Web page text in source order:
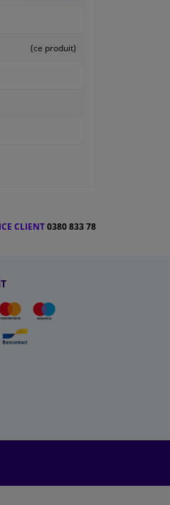
(ce produit)
CLIENT0380 833 78